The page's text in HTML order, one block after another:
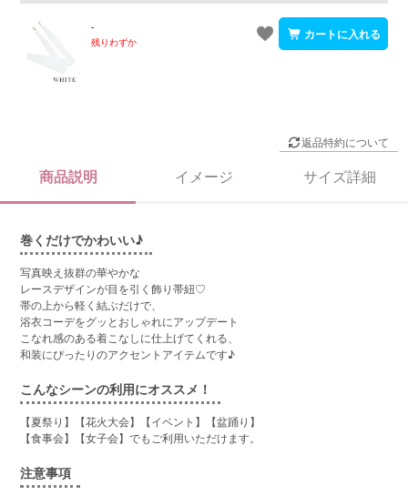
-
残りわずか
返品特約について
商品説明 イメージ サイズ詳細
巻くだけでかわいい♪
写真映え抜群の華やかな
レースデザインが目を引く飾り帯紐♡
帯の上から軽く結ぶだけで、
浴衣コーデをグッとおしゃれにアップデート
こなれ感のある着こなしに仕上げてくれる、
和装にぴったりのアクセントアイテムです♪
こんなシーンの利用にオススメ！
【夏祭り】【花火大会】【イベント】【盆踊り】
【食事会】【女子会】でもご利用いただけます。
注意事項